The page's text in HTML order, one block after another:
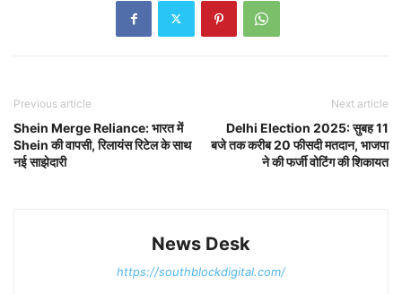
Previous article
Shein Merge Reliance: भारत में
Shein की वापसी, रिलायंस रिटेल के साथ
नई साझेदारी
Next article
Delhi Election 2025: सुबह 11
बजे तक करीब 20 फीसदी मतदान, भाजपा
ने की फर्जी वोटिंग की शिकायत
News Desk
https://southblockdigital.com/